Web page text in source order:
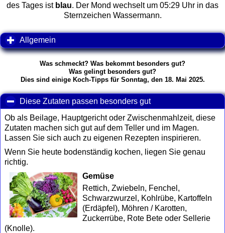
des Tages ist blau. Der Mond wechselt um 05:29 Uhr in das
Sternzeichen Wassermann.
Allgemein
Was schmeckt? Was bekommt besonders gut?
Was gelingt besonders gut?
Dies sind einige Koch-Tipps für Sonntag, den 18. Mai 2025.
Diese Zutaten passen besonders gutclick to collapse
Ob als Beilage, Hauptgericht oder Zwischenmahlzeit, diese
Zutaten machen sich gut auf dem Teller und im Magen.
Lassen Sie sich auch zu eigenen Rezepten inspirieren.
Wenn Sie heute bodenständig kochen, liegen Sie genau
richtig.
Gemüse
Rettich, Zwiebeln, Fenchel,
Schwarzwurzel, Kohlrübe, Kartoffeln
(Erdäpfel), Möhren / Karotten,
Zuckerrübe, Rote Bete oder Sellerie
(Knolle).